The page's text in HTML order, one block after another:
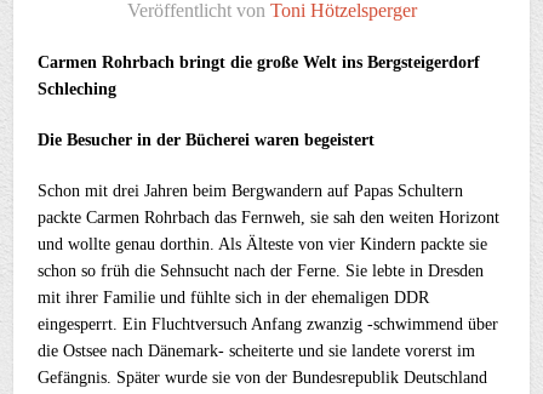
Veröffentlicht von Toni Hötzelsperger
Carmen Rohrbach bringt die große Welt ins Bergsteigerdorf
Schleching
Die Besucher in der Bücherei waren begeistert
Schon mit drei Jahren beim Bergwandern auf Papas Schultern
packte Carmen Rohrbach das Fernweh, sie sah den weiten Horizont
und wollte genau dorthin. Als Älteste von vier Kindern packte sie
schon so früh die Sehnsucht nach der Ferne. Sie lebte in Dresden
mit ihrer Familie und fühlte sich in der ehemaligen DDR
eingesperrt. Ein Fluchtversuch Anfang zwanzig -schwimmend über
die Ostsee nach Dänemark- scheiterte und sie landete vorerst im
Gefängnis. Später wurde sie von der Bundesrepublik Deutschland